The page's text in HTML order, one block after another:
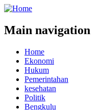
Main navigation
Home
Ekonomi
Hukum
Pemerintahan
kesehatan
Politik
Bengkulu